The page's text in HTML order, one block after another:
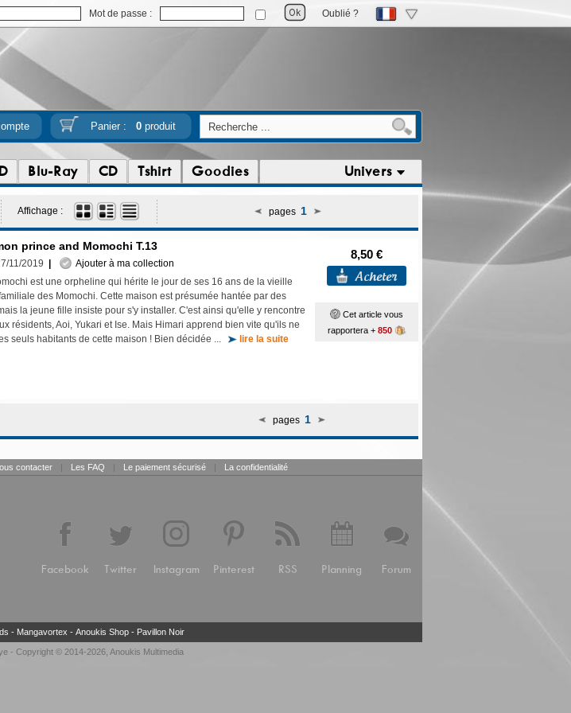
Mot de passe : Oublié ?
Panier : 0produit
Blu-Ray CD Tshirt Goodies Univers
Affichage : pages 1
prince and Momochi T.13
11/2019
Ajouter à ma collection
est une orpheline qui hérite le jour de ses 16 ans de la vieille
des Momochi. Cette maison est présumée hantée par des
la jeune fille insiste pour s'y installer. C'est ainsi qu'elle y rencontre
résidents, Aoi, Yukari et Ise. Mais Himari apprend bien vite qu'ils ne
seuls habitants de cette maison ! Bien décidée ...
lire la suite
8,50 €
Cet article vous
rapportera + 850
pages 1
contacter | Les FAQ | Le paiement sécurisé | La confidentialité
Facebook Twitter Instagram Pinterest RSS Planning Forum
- Mangavortex - Anoukis Shop- Pavillon Noir
- Copyright © 2014-2026, Anoukis Multimedia